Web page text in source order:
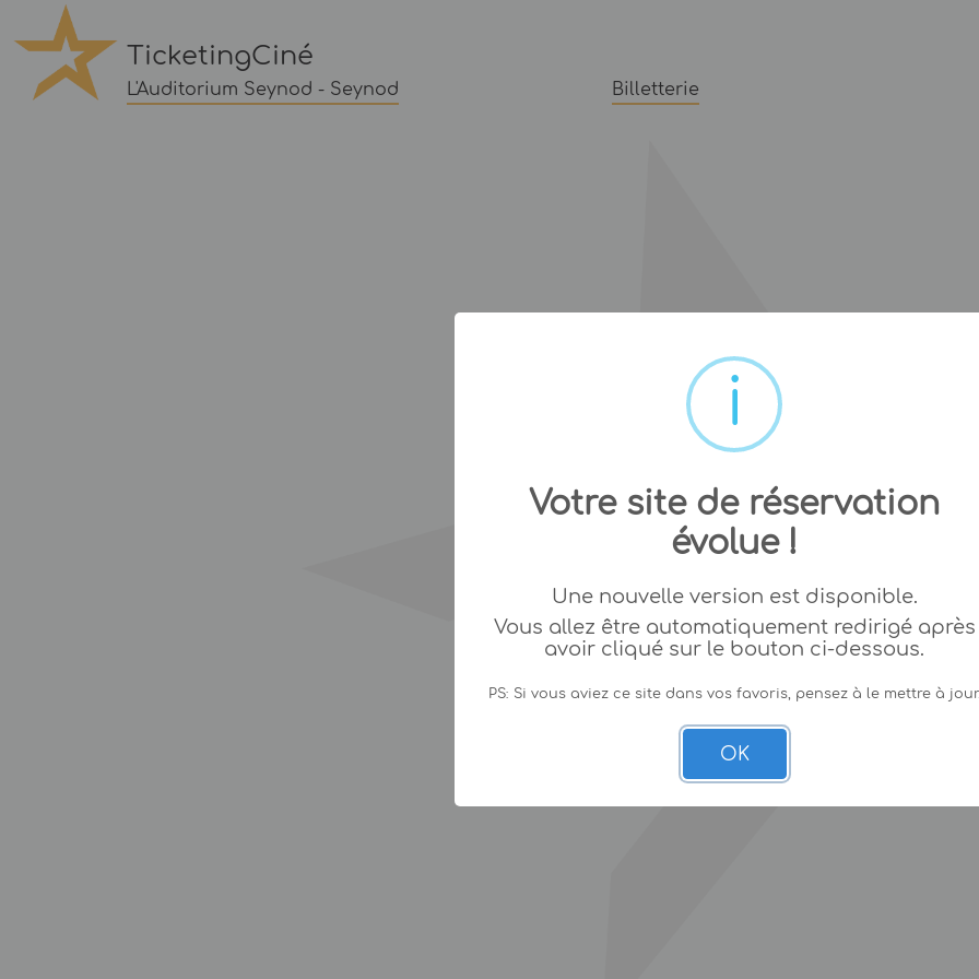
TicketingCiné
L'Auditorium Seynod - Seynod Billetterie
Votre site de réservation
évolue !
Une nouvelle version est disponible.
Vous allez être automatiquement redirigé après
avoir cliqué sur le bouton ci-dessous.
PS: Si vous aviez ce site dans vos favoris, pensez à le mettre à
OK